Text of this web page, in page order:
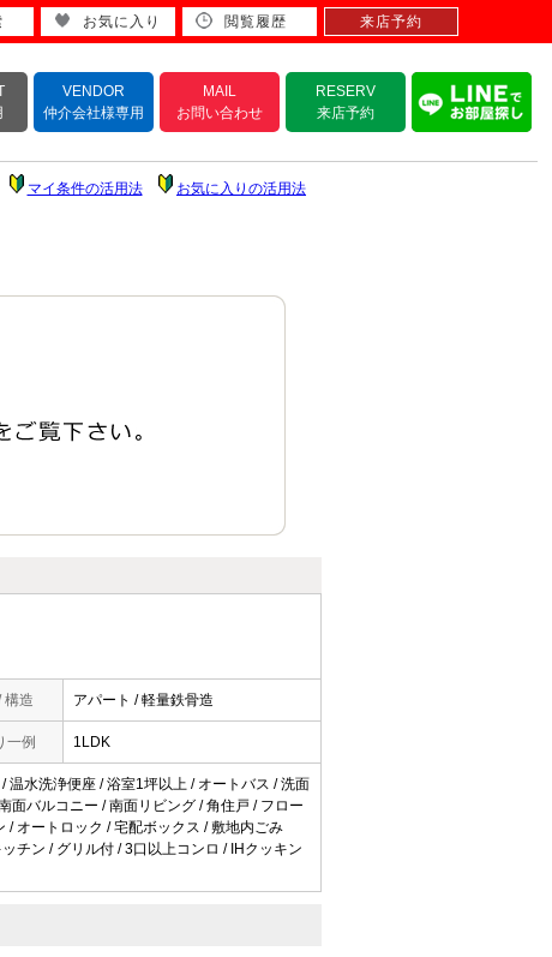
VENDOR
仲介会社様専用
MAIL
お問い合わせ
RESERV
来店予約
マイ条件の活用法 お気に入りの活用法
構造 アパート / 軽量鉄骨造
一例 1LDK
温水洗浄便座 / 浴室1坪以上 / オートバス / 洗面
面バルコニー / 南面リビング / 角住戸 / フロー
/ オートロック / 宅配ボックス / 敷地内ごみ
チン / グリル付 / 3口以上コンロ / IHクッキン
お気に入り 閲覧履歴 来店予約